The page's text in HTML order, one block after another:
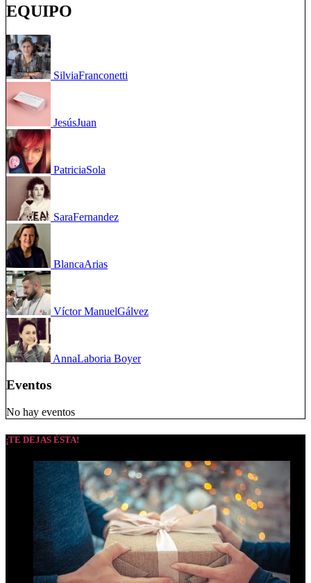
EQUIPO
SilviaFranconetti
JesúsJuan
PatriciaSola
SaraFernandez
BlancaArias
Víctor ManuelGálvez
AnnaLaboria Boyer
Eventos
No hay eventos
¡TE DEJAS ÉSTA!